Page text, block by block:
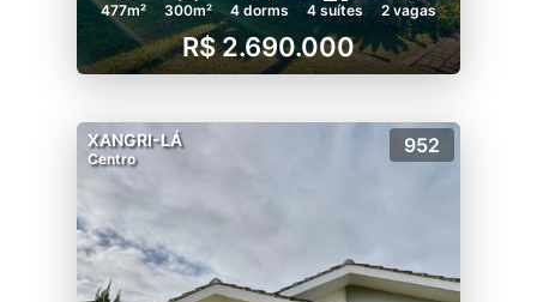
477m² 300m² 4 dorms 4 suítes 2 vagas
R$ 2.690.000
XANGRI-LÁ
Centro
952